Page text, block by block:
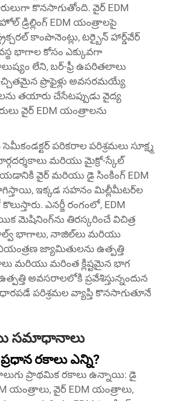
కొనసాగుతోంది. వైర్ EDM
డ్రిల్లింగ్ EDM యంత్రాలపై
కాంపొనెంట్లు, టర్బైన్ హార్డ్‌వేర్
భాగాల కోసం ఎక్కువగా
లేని, బర్-ఫ్రీ ఉపరితలాలు
ప్రొఫైళ్లు అవసరమయ్యే
తయారు చేసేటప్పుడు వైద్య
వైర్ EDM యంత్రాలను
పరికరాల పరిశ్రమలు సూక్ష్మ
మరియు మైక్రో-స్కేల్
వైర్ మరియు డై సింకింగ్ EDM
ఇక్కడ సహనం మిల్లీమీటర్‌ల
ఎనర్జీ రంగంలో, EDM
మెషినింగ్‌ను తిరస్కరించే విచిత్ర
భాగాలు, నాజిల్‌లు మరియు
జ్యామితులను ఉత్పత్తి
మరియు మరింత క్లిష్టమైన భాగ
అవసరాలలోకి ప్రవేశిస్తున్నందున
పరిశ్రమల వ్యాప్తి కొనసాగుతూనే
సమాధానాలు
రకాలు ఎన్ని?
ప్రాథమిక రకాలు ఉన్నాయి: డై
యంత్రాలు, వైర్ EDM యంత్రాలు,